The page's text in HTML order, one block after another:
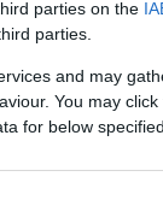
parties on the
parties.
and may
You may
for below